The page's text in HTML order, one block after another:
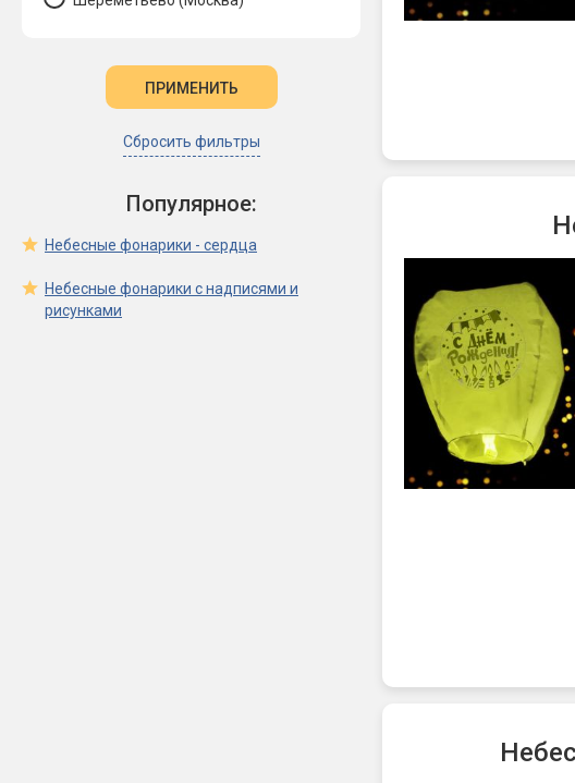
Сбросить фильтры
Популярное:
Небесные фонарики - сердца
Небесные фонарики с надписями и
рисунками